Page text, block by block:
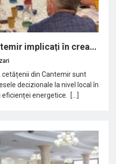
UE// Cetățenii din Cantemir implicați în crearea unui oraș durabil
cetățenii din Cantemir sunt
decizionale la nivel local în
energetice. [...]